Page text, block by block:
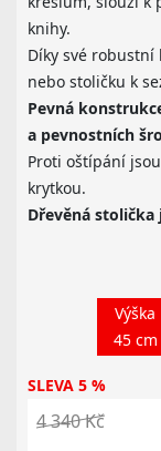
knihy.
Díky své
nebo stoličku k
Pevná
a pevnostních
Proti oštípání
krytkou.
Dřevěná
Výška
45 cm
SLEVA 5 %
4 340 Kč